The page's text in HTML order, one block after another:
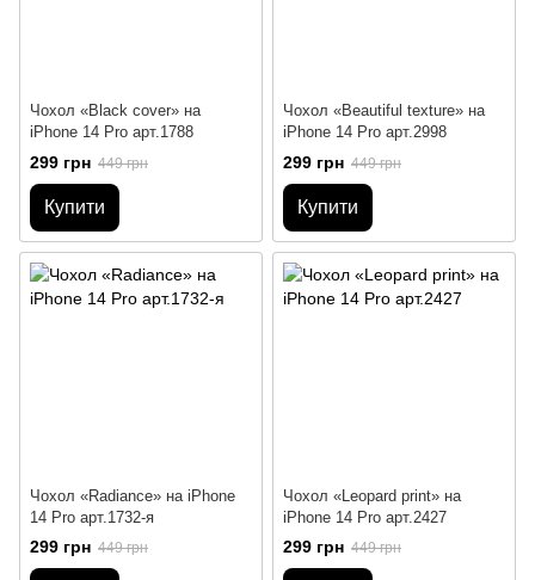
Чохол «Black cover» на
iPhone 14 Pro арт.1788
299 грн 449 грн
Купити
Чохол «Beautiful texture» на
iPhone 14 Pro арт.2998
299 грн 449 грн
Купити
Чохол «Radiance» на iPhone
14 Pro арт.1732-я
299 грн 449 грн
Чохол «Leopard print» на
iPhone 14 Pro арт.2427
299 грн 449 грн